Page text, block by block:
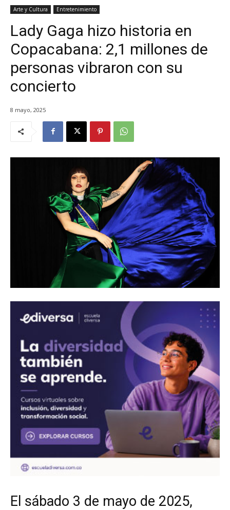
Arte y Cultura Entretenimiento
Lady Gaga hizo historia en
Copacabana: 2,1 millones de
personas vibraron con su
concierto
8 mayo, 2025
El sábado 3 de mayo de 2025,